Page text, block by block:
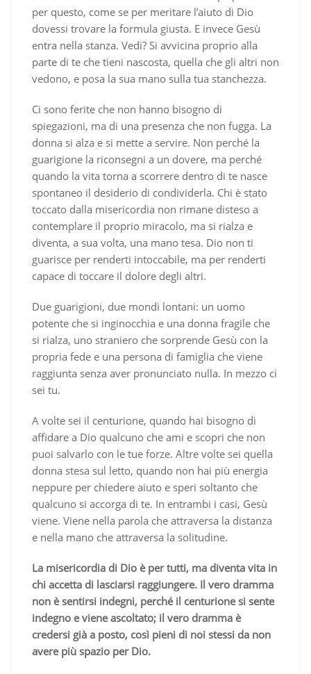
per questo, come se per meritare l’aiuto di Dio
dovessi trovare la formula giusta. E invece Gesù
entra nella stanza. Vedi? Si avvicina proprio alla
parte di te che tieni nascosta, quella che gli altri non
vedono, e posa la sua mano sulla tua stanchezza.
Ci sono ferite che non hanno bisogno di
spiegazioni, ma di una presenza che non fugga. La
donna si alza e si mette a servire. Non perché la
guarigione la riconsegni a un dovere, ma perché
quando la vita torna a scorrere dentro di te nasce
spontaneo il desiderio di condividerla. Chi è stato
toccato dalla misericordia non rimane disteso a
contemplare il proprio miracolo, ma si rialza e
diventa, a sua volta, una mano tesa. Dio non ti
guarisce per renderti intoccabile, ma per renderti
capace di toccare il dolore degli altri.
Due guarigioni, due mondi lontani: un uomo
potente che si inginocchia e una donna fragile che
si rialza, uno straniero che sorprende Gesù con la
propria fede e una persona di famiglia che viene
raggiunta senza aver pronunciato nulla. In mezzo ci
sei tu.
A volte sei il centurione, quando hai bisogno di
affidare a Dio qualcuno che ami e scopri che non
puoi salvarlo con le tue forze. Altre volte sei quella
donna stesa sul letto, quando non hai più energia
neppure per chiedere aiuto e speri soltanto che
qualcuno si accorga di te. In entrambi i casi, Gesù
viene. Viene nella parola che attraversa la distanza
e nella mano che attraversa la solitudine.
La misericordia di Dio è per tutti, ma diventa vita in
chi accetta di lasciarsi raggiungere. Il vero dramma
non è sentirsi indegni, perché il centurione si sente
indegno e viene ascoltato; il vero dramma è
credersi già a posto, così pieni di noi stessi da non
avere più spazio per Dio.